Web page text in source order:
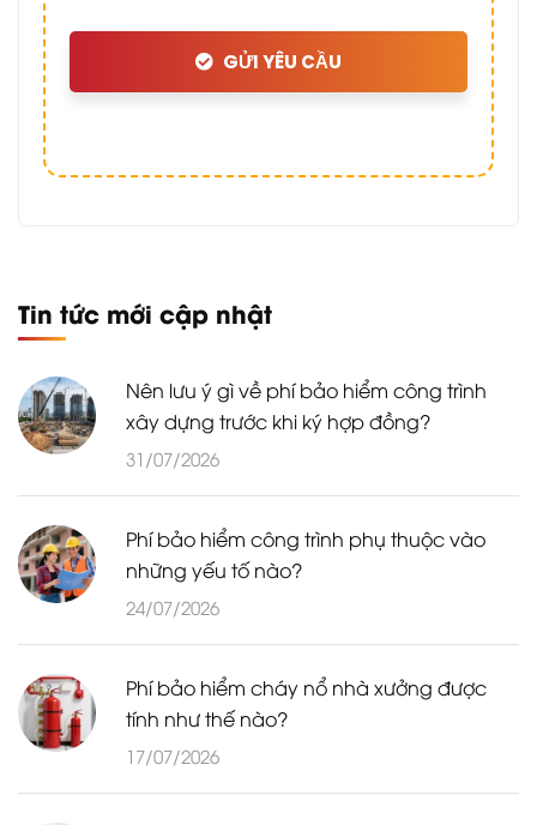
GỬI YÊU CẦU
Tin tức mới cập nhật
Nên lưu ý gì về phí bảo hiểm công trình
xây dựng trước khi ký hợp đồng?
31/07/2026
Phí bảo hiểm công trình phụ thuộc vào
những yếu tố nào?
24/07/2026
Phí bảo hiểm cháy nổ nhà xưởng được
tính như thế nào?
17/07/2026